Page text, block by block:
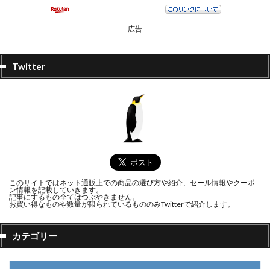
広告
Twitter
このサイトではネット通販上での商品の選び方や紹介、セール情報やクーポ
ン情報を記載していきます。
記事にするもの全てはつぶやきません。
お買い得なものや数量が限られているもののみTwitterで紹介します。
カテゴリー